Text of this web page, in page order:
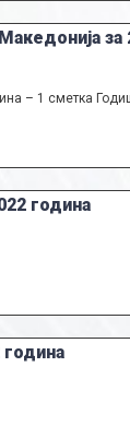
за
– 1 сметка
година
година